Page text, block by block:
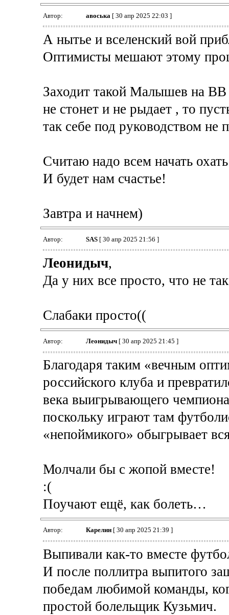
Автор: авоська [ 30 апр 2025 22:03 ]
А нытье и вселенский вой
Оптимисты мешают этому
Заходит такой Малышев на ВВ
не стонет и не рыдает , то
так себе под руководством не
Считаю надо всем начать
И будет нам счастье!
Завтра и начнем)
Автор: SAS[ 30 апр 2025 21:56 ]
Леонидыч,
Да у них все просто, что не
Слабаки просто((
Автор: Леонидыч[ 30 апр 2025 21:45 ]
Благодаря таким «вечным
российского клуба и
века выигрывающего
поскольку играют там
«непоймикого» обыгрывает
Молчали бы с жопой вместе!
:(
Поучают ещё, как болеть…
Автор: Карелин[ 30 апр 2025 21:39 ]
Выпивали как-то вместе
И после поллитра выпитого
победам любимой команды,
простой болельщик Кузьмич.